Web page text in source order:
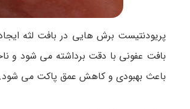
پریودنتیست برش هایی در بافت لثه
بافت عفونی با دقت برداشته می شود و
باعث بهبودی و کاهش عمق پاکت می شود.